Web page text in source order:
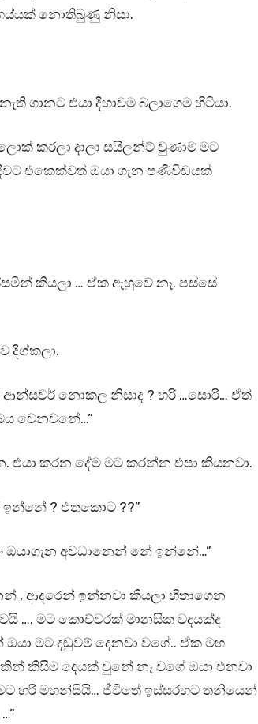
නොතිබුණු නිසා.
ගානට එයා දිහාවම බලාගෙම හිටියා.
කරලා දාලා සයිලන්ට් වුණාම මට
එකෙක්වත් ඔයා ගැන පණිවිඩයක්
කියලා … ඒක ඇහුවේ නෑ. පස්සේ
දිග්කලා.
නොකල නිසාද ? හරි …සොරි… ඒත්
වෙනවනේ…”
එයා කරන දේම මට කරන්න එපා කියනවා.
ඉන්නේ ? එතකොට ??”
ඔයාගැන අවධානෙන් නේ ඉන්නේ…”
, ආදරෙන් ඉන්නවා කියලා හිතාගෙන
…. මට කොච්චරක් මානසික වදයක්ද
මට දඬුවම් දෙනවා වගේ.. ඒක මහ
කිසිම දෙයක් වුනේ නෑ වගේ ඔයා එනවා
හරි මහන්සියි… ජීවිතේ ඉස්සරහට තනියෙන්